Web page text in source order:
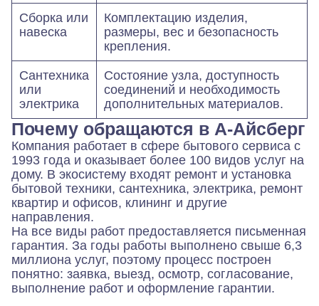
Сборка или
навеска
Комплектацию изделия,
размеры, вес и безопасность
крепления.
Сантехника
или
электрика
Состояние узла, доступность
соединений и необходимость
дополнительных материалов.
Почему обращаются в А-Айсберг
Компания работает в сфере бытового сервиса с
1993 года и оказывает более 100 видов услуг на
дому. В экосистему входят ремонт и установка
бытовой техники, сантехника, электрика, ремонт
квартир и офисов, клининг и другие
направления.
На все виды работ предоставляется письменная
гарантия. За годы работы выполнено свыше 6,3
миллиона услуг, поэтому процесс построен
понятно: заявка, выезд, осмотр, согласование,
выполнение работ и оформление гарантии.